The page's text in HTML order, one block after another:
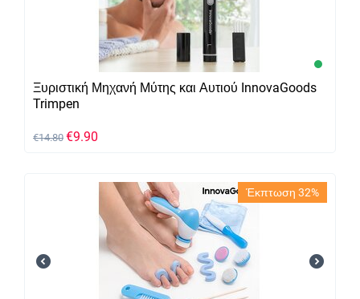
Ξυριστική Μηχανή Μύτης και Αυτιού InnovaGoods
Trimpen
€14.80 €9.90
Έκπτωση 32%